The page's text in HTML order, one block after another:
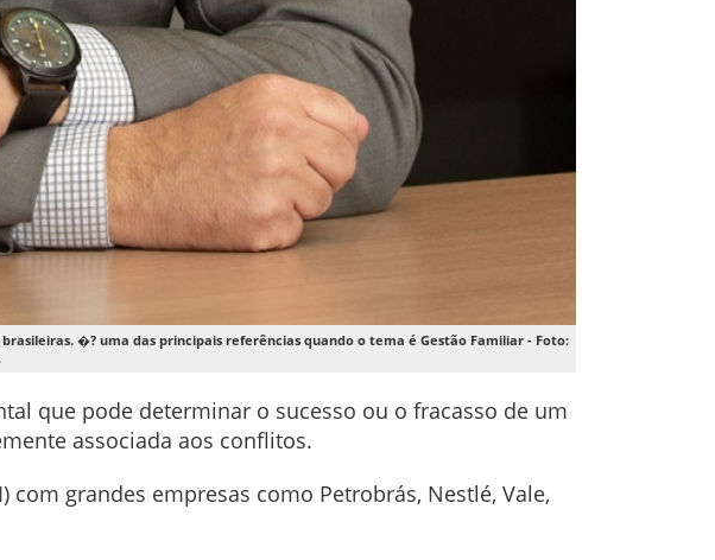
�? uma das principais referências quando o tema é Gestão Familiar - Foto:
que pode determinar o sucesso ou o fracasso de um
associada aos conflitos.
grandes empresas como Petrobrás, Nestlé, Vale,